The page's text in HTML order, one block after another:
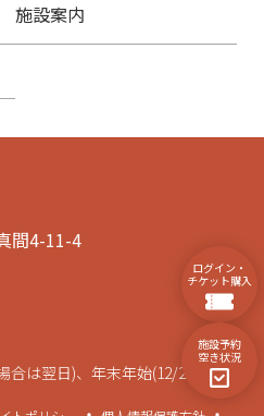
施設案内
ログイン・
チケット購入
施設予約
空き状況
間4-11-4
は翌日)、年末年始(12/28～1/4)